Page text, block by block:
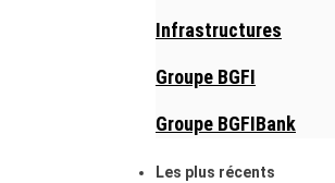
Infrastructures
Groupe BGFI
Groupe BGFIBank
Les plus récents